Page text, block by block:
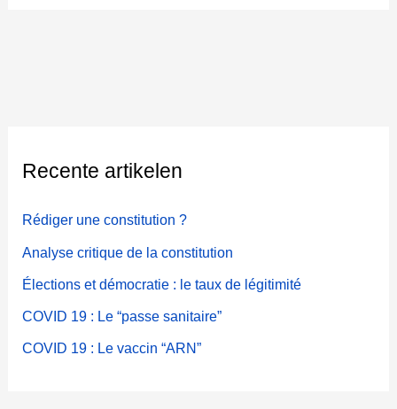
Recente artikelen
Rédiger une constitution ?
Analyse critique de la constitution
Élections et démocratie : le taux de légitimité
COVID 19 : Le “passe sanitaire”
COVID 19 : Le vaccin “ARN”